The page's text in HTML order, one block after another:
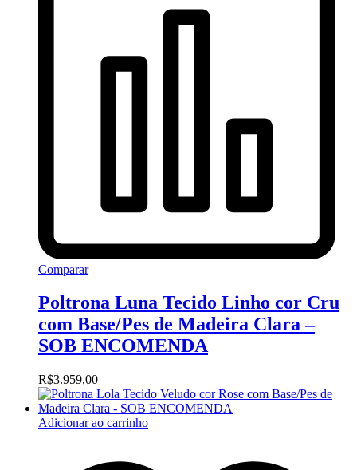
Comparar
Poltrona Luna Tecido Linho cor Cru
com Base/Pes de Madeira Clara –
SOB ENCOMENDA
R$3.959,00
Adicionar ao carrinho